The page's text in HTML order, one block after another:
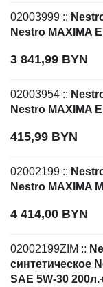
02003999 ::
Nestro MAXIMA
3 841,99 BYN
02003954 ::
Nestro MAXIMA
415,99 BYN
02002199 ::
Nestro MAXIMA
4 414,00 BYN
02002199ZIM ::
синтетическое
SAE 5W-30